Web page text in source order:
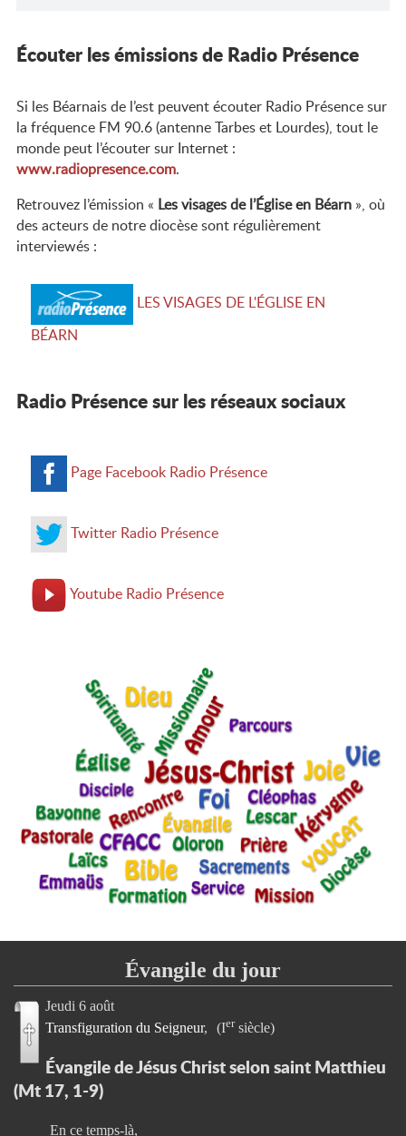
Écouter les émissions de Radio Présence
Si les Béarnais de l’est peuvent écouter Radio Présence sur
la fréquence FM 90.6 (antenne Tarbes et Lourdes), tout le
monde peut l’écouter sur Internet :
www.radiopresence.com.
Retrouvez l’émission « Les visages de l’Église en Béarn », où
des acteurs de notre diocèse sont régulièrement
interviewés :
LES VISAGES DE L'ÉGLISE EN
BÉARN
Radio Présence sur les réseaux sociaux
Page Facebook Radio Présence
Twitter Radio Présence
Youtube Radio Présence
Évangile du jour
Jeudi 6 août
Transfiguration du Seigneur
(Iersiècle)
Évangile de Jésus Christ selon saint Matthieu
(Mt 17, 1-9)
En ce temps-là,